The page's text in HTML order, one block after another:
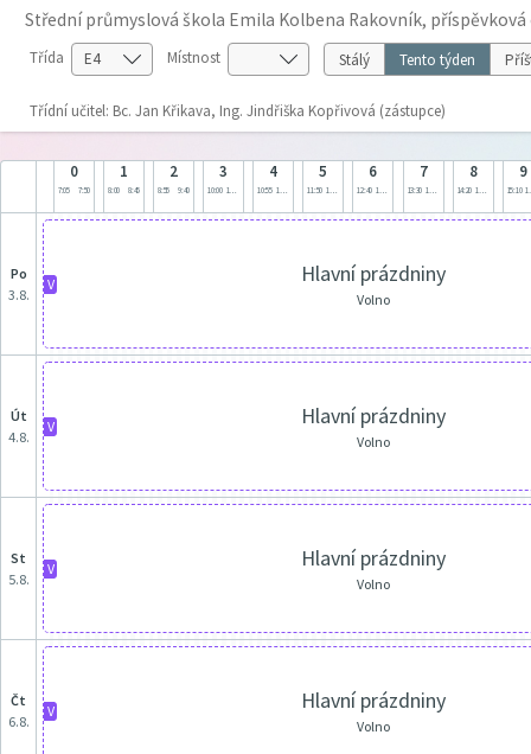
Střední průmyslová škola Emila Kolbena Rakovník,
Třída Místnost Stálý Tento týden
Třídní učitel: Bc. Jan Křikava, Ing. Jindřiška Kopřivová (zástupce)
0
7:05 7:50
1
8:00 8:45
2
8:55 9:40
3
10:00 10:45
4
10:55 11:40
5
11:50 12:35
6
12:40 13:25
7
13:30 14:15
8
14:20 15:05
9
15:10
po
3.8.
V Hlavní prázdniny
Volno
út
4.8.
V Hlavní prázdniny
Volno
st
5.8.
V Hlavní prázdniny
Volno
čt
6.8.
V Hlavní prázdniny
Volno